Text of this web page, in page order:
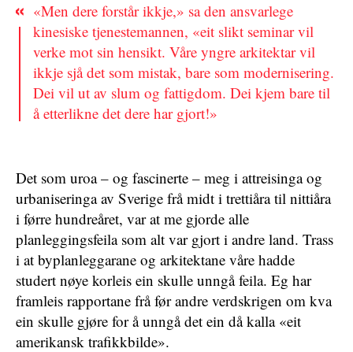
«Men dere forstår ikkje,» sa den ansvarlege
kinesiske tjenestemannen, «eit slikt seminar vil
verke mot sin hensikt. Våre yngre arkitektar vil
ikkje sjå det som mistak, bare som modernisering.
Dei vil ut av slum og fattigdom. Dei kjem bare til
å etterlikne det dere har gjort!»
Det som uroa – og fascinerte – meg i attreisinga og
urbaniseringa av Sverige frå midt i trettiåra til nittiåra
i førre hundreåret, var at me gjorde alle
planleggingsfeila som alt var gjort i andre land. Trass
i at byplanleggarane og arkitektane våre hadde
studert nøye korleis ein skulle unngå feila. Eg har
framleis rapportane frå før andre verdskrigen om kva
ein skulle gjøre for å unngå det ein då kalla «eit
amerikansk trafikkbilde».